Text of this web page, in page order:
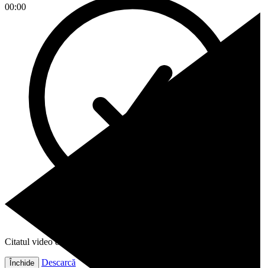
00:00
Citatul video este gata!
Închide Descarcă